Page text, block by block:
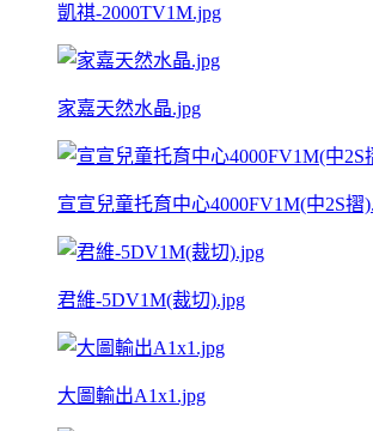
凱祺-2000TV1M.jpg
家嘉天然水晶.jpg
宣宣兒童托育中心4000FV1M(中2S摺
君維-5DV1M(裁切).jpg
大圖輸出A1x1.jpg